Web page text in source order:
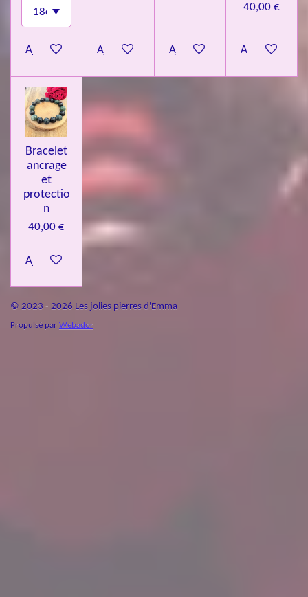
Ajouter au panierAjouter au panierAjouter au panier
40,00 €
Ajouter au
Bracelet
ancrage
et
protectio
n
40,00 €
Ajouter au panier
© 2023 - 2026 Les jolies pierres d'Emma
Propulsé par Webador